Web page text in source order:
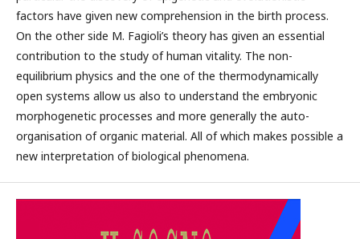
factors have given new comprehension in the birth process.
On the other side M. Fagioli’s theory has given an essential
contribution to the study of human vitality. The non-
equilibrium physics and the one of the thermodynamically
open systems allow us also to understand the embryonic
morphogenetic processes and more generally the auto-
organisation of organic material. All of which makes possible a
new interpretation of biological phenomena.